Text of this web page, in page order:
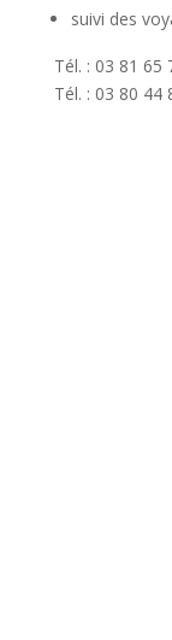
suivi des
Tél. : 03 81 65
Tél. : 03 80 44